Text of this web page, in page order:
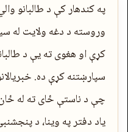
په کندهار کې د طالبانو
وروسته د دغه ولایت له
کړې او هغوی ته یې د
سپارښتنه کړې ده.
چې د ناستې ځای ته له
یاد دفتر په وینا، د